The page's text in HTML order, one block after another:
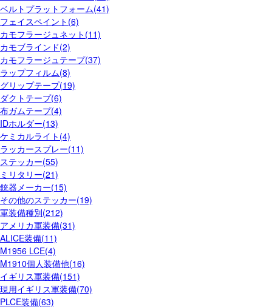
ベルトプラットフォーム(41)
フェイスペイント(6)
カモフラージュネット(11)
カモブラインド(2)
カモフラージュテープ(37)
ラップフィルム(8)
グリップテープ(19)
ダクトテープ(6)
布ガムテープ(4)
IDホルダー(13)
ケミカルライト(4)
ラッカースプレー(11)
ステッカー(55)
ミリタリー(21)
銃器メーカー(15)
その他のステッカー(19)
軍装備種別(212)
アメリカ軍装備(31)
ALICE装備(11)
M1956 LCE(4)
M1910個人装備他(16)
イギリス軍装備(151)
現用イギリス軍装備(70)
PLCE装備(63)